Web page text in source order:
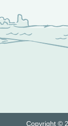
Copyright ©